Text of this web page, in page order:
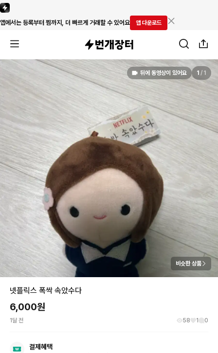
앱에서는 등록부터 찜까지, 더 빠르게 거래할 수 있어요 앱 다운로드
뒤에 동영상이 있어요 1 / 1
비슷한 상품
넷플릭스 폭싹 속았수다
6,000원
1달 전 58 1 0
결제혜택